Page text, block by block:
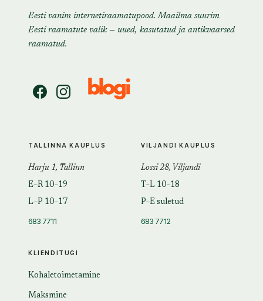
Eesti vanim internetiraamatupood. Maailma suurim
Eesti raamatute valik — uued, kasutatud ja antikvaarsed
raamatud.
KLIENDITUGI
Kohaletoimetamine
Maksmine
TALLINNA KAUPLUS
Harju 1, Tallinn
E–R 10–19
L–P 10–17
683 7711
VILJANDI KAUPLUS
Lossi 28, Viljandi
T–L 10–18
P–E suletud
683 7712